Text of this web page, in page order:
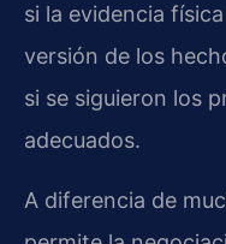
si la evidencia
versión de los
si se siguieron los
adecuados.
A diferencia de